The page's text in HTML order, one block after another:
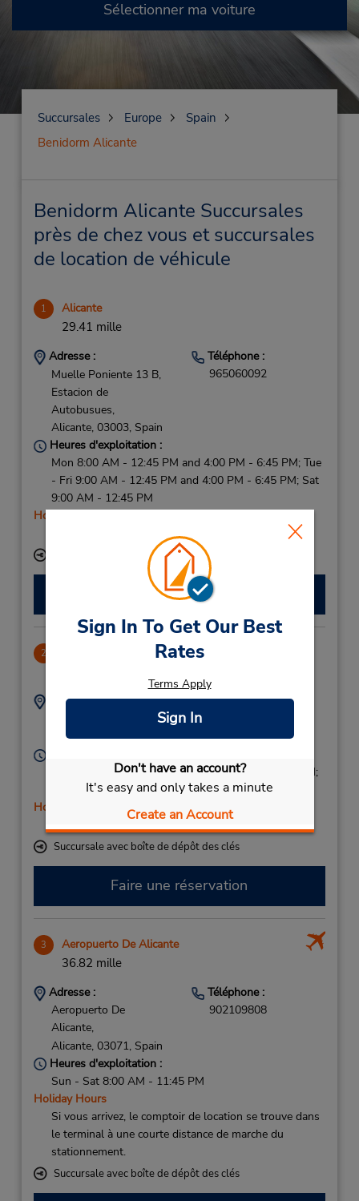
Sign In To Get Our Best
Rates
Terms Apply
Sign In
Don't have an account?
It's easy and only takes a minute
Create an Account
Sélectionner ma voiture
Succursales Europe
Spain
Benidorm Alicante
Benidorm Alicante Succursales
près de chez vous et succursales
de location de véhicule
1 Alicante
29.41 mille
Adresse :
Muelle Poniente 13 B,
Estacion de
Autobusues,
Alicante, 03003, Spain
Téléphone :
965060092
Heures d'exploitation :
Mon 8:00 AM - 12:45 PM and 4:00 PM - 6:45 PM; Tue
- Fri 9:00 AM - 12:45 PM and 4:00 PM - 6:45 PM; Sat
9:00 AM - 12:45 PM
Holiday Hours
Free pickup service available
Succursale avec boîte de dépôt des clés
Faire une réservation
2 Carretera Las Marinas
Adresse :
Carretera Las Marinas,
Denia, 03700, Spain
Téléphone :
Mon - Fri 9:00 AM - 1:45 PM and 4:00 PM - 6:45 PM;
Sat 10:00 AM - 1:45 PM
Holiday Hours
Succursale avec boîte de dépôt des clés
Faire une réservation
3 Aeropuerto De Alicante
36.82 mille
Adresse :
Aeropuerto De
Alicante,
Alicante, 03071, Spain
Téléphone :
902109808
Heures d'exploitation :
Sun - Sat 8:00 AM - 11:45 PM
Holiday Hours
Si vous arrivez, le comptoir de location se trouve dans
le terminal à une courte distance de marche du
stationnement.
Succursale avec boîte de dépôt des clés